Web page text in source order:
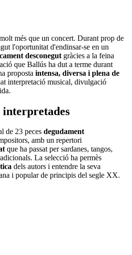
més que un concert. Durant prop de
l'oportunitat d'endinsar-se en un
desconegut gràcies a la feina
que Ballús ha dut a terme durant
proposta intensa, diversa i plena de
interpretació musical, divulgació
interpretades
de 23 peces degudament
amb un repertori
que ha passat per sardanes, tangos,
La selecció ha permès
dels autors i entendre la seva
i popular de principis del segle XX.